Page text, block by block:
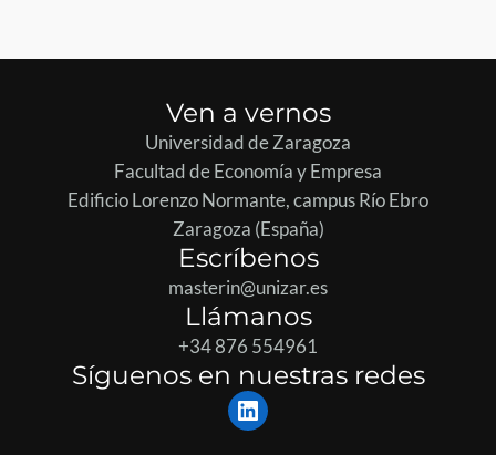
Ven a vernos
Universidad de Zaragoza
Facultad de Economía y Empresa
Edificio Lorenzo Normante, campus Río Ebro
Zaragoza (España)
Escríbenos
masterin@unizar.es
Llámanos
+34 876 554961
Síguenos en nuestras redes
LinkedIn